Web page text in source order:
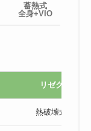
蓄熱式
全身+VIO
リゼクリニッ
熱破壊式＆蓄